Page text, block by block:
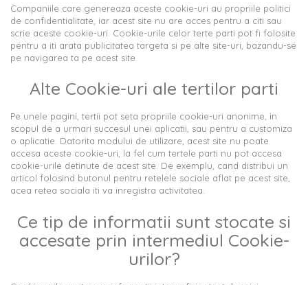
Companiile care genereaza aceste cookie-uri au propriile politici
de confidentialitate, iar acest site nu are acces pentru a citi sau
scrie aceste cookie-uri. Cookie-urile celor terte parti pot fi folosite
pentru a iti arata publicitatea targeta si pe alte site-uri, bazandu-se
pe navigarea ta pe acest site.
Alte Cookie-uri ale tertilor parti
Pe unele pagini, tertii pot seta propriile cookie-uri anonime, in
scopul de a urmari succesul unei aplicatii, sau pentru a customiza
o aplicatie. Datorita modului de utilizare, acest site nu poate
accesa aceste cookie-uri, la fel cum tertele parti nu pot accesa
cookie-urile detinute de acest site. De exemplu, cand distribui un
articol folosind butonul pentru retelele sociale aflat pe acest site,
acea retea sociala iti va inregistra activitatea.
Ce tip de informatii sunt stocate si
accesate prin intermediul Cookie-
urilor?